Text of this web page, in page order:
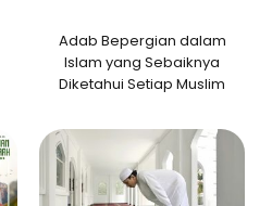
Adab Bepergian dalam
Islam yang Sebaiknya
Diketahui Setiap Muslim